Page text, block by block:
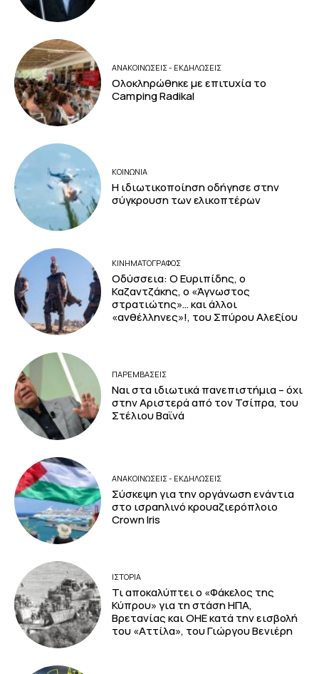
ΑΝΑΚΟΙΝΩΣΕΙΣ - ΕΚΔΗΛΩΣΕΙΣ
Ολοκληρώθηκε με επιτυχία το
Camping Radikal
ΚΟΙΝΩΝΙΑ
Η ιδιωτικοποίηση οδήγησε στην
σύγκρουση των ελικοπτέρων
ΚΙΝΗΜΑΤΟΓΡΆΦΟΣ
Οδύσσεια: Ο Ευριπίδης, ο
Καζαντζάκης, ο «Άγνωστος
στρατιώτης»… και άλλοι
«ανθέλληνες»!, του Σπύρου Αλεξίου
ΠΑΡΕΜΒΑΣΕΙΣ
Ναι στα ιδιωτικά πανεπιστήμια – όχι
στην Αριστερά από τον Τσίπρα, του
Στέλιου Βαϊνά
ΑΝΑΚΟΙΝΩΣΕΙΣ - ΕΚΔΗΛΩΣΕΙΣ
Σύσκεψη για την οργάνωση ενάντια
στο ισραηλινό κρουαζιερόπλοιο
Crown Iris
ΙΣΤΟΡΙΑ
Τι αποκαλύπτει ο «Φάκελος της
Κύπρου» για τη στάση ΗΠΑ,
Βρετανίας και ΟΗΕ κατά την εισβολή
του «Αττίλα», του Γιώργου Βενιέρη